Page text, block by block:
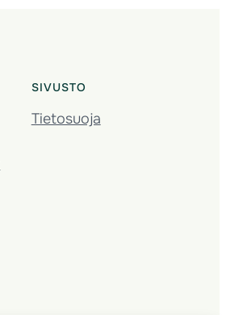
SIVUSTO
Tietosuoja